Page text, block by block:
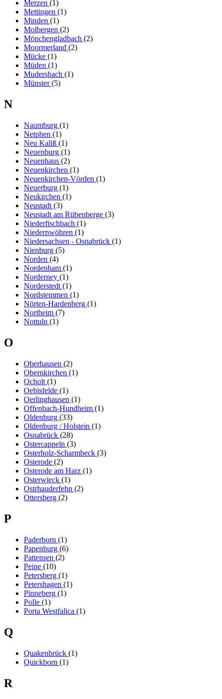
Merzen (1)
Mettingen (1)
Minden (1)
Molbergen (2)
Mönchengladbach (2)
Moormerland (2)
Mücke (1)
Müden (1)
Mudersbach (1)
Münster(5)
N
Naumburg (1)
Netphen (1)
Neu Kaliß (1)
Neuenburg (1)
Neuenhaus (2)
Neuenkirchen (1)
Neuenkirchen-Vörden (1)
Neuerburg (1)
Neukirchen (1)
Neustadt (3)
Neustadt am Rübenberge (3)
Niederfischbach (1)
Niedernwöhren (1)
Niedersachsen - Osnabrück (1)
Nienburg (5)
Norden (4)
Nordenham (1)
Norderney (1)
Norderstedt (1)
Nordstemmen (1)
Nörten-Hardenberg (1)
Northeim (7)
Nottuln (1)
O
Oberhausen (2)
Obernkirchen (1)
Ocholt (1)
Oebisfelde (1)
Oerlinghausen (1)
Offenbach-Hundheim (1)
Oldenburg (33)
Oldenburg / Holstein (1)
Osnabrück (28)
Ostercappeln (3)
Osterholz-Scharmbeck (3)
Osterode (2)
Osterode am Harz (1)
Osterwieck (1)
Ostrhauderfehn (2)
Ottersberg (2)
P
Paderborn (1)
Papenburg (6)
Pattensen (2)
Peine (10)
Petersberg (1)
Petershagen (1)
Pinneberg (1)
Polle (1)
Porta Westfalica (1)
Q
Quakenbrück (1)
Quickborn (1)
R